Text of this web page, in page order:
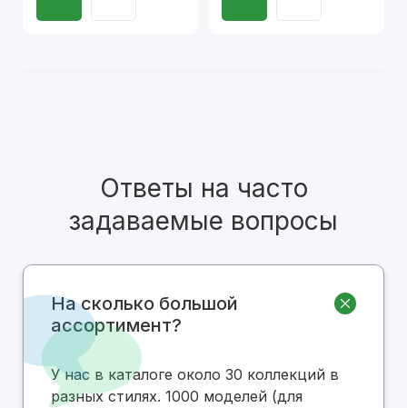
Ответы на часто
задаваемые вопросы
На сколько большой
ассортимент?
У нас в каталоге около 30 коллекций в
разных стилях. 1000 моделей (для